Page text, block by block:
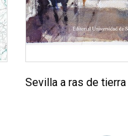
Sevilla a ras de tierra